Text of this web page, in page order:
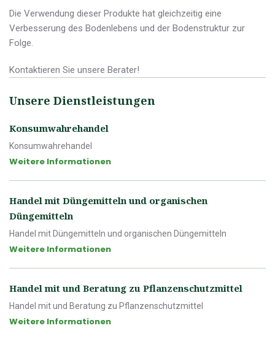
Die Verwendung dieser Produkte hat gleichzeitig eine
Verbesserung des Bodenlebens und der Bodenstruktur zur
Folge.
Kontaktieren Sie unsere Berater!
Unsere Dienstleistungen
Konsumwahrehandel
Konsumwahrehandel
Weitere Informationen
Handel mit Düngemitteln und organischen
Düngemitteln
Handel mit Düngemitteln und organischen Düngemitteln
Weitere Informationen
Handel mit und Beratung zu Pflanzenschutzmittel
Handel mit und Beratung zu Pflanzenschutzmittel
Weitere Informationen